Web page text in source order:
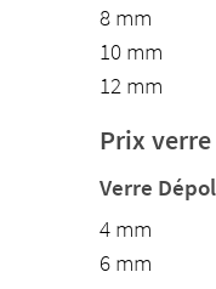
8 mm
10 mm
12 mm
Prix
Verre
4 mm
6 mm